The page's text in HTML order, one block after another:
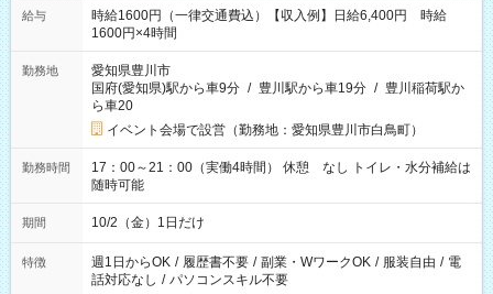
給与
時給1600円（一律交通費込）【収入例】日給6,400円 時給
1600円×4時間
勤務地
愛知県豊川市
国府(愛知県)駅から車9分 / 豊川駅から車19分 / 豊川稲荷駅か
ら車20
イベント会場で設営（勤務地：愛知県豊川市白鳥町）
勤務時間
17：00～21：00（実働4時間） 休憩 なし トイレ・水分補給は
随時可能
期間 10/2（金）1日だけ
特徴 週1日からOK / 履歴書不要 / 副業・WワークOK / 服装自由 / 電
話対応なし / パソコンスキル不要